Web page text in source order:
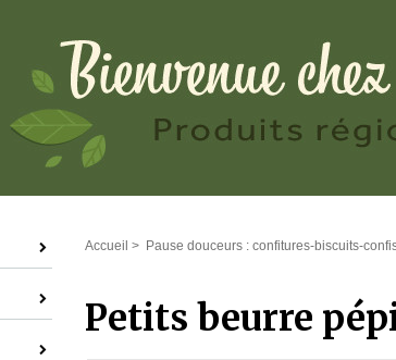
Accueil > Pause douceurs : confitures-biscuits-
Petits beurre